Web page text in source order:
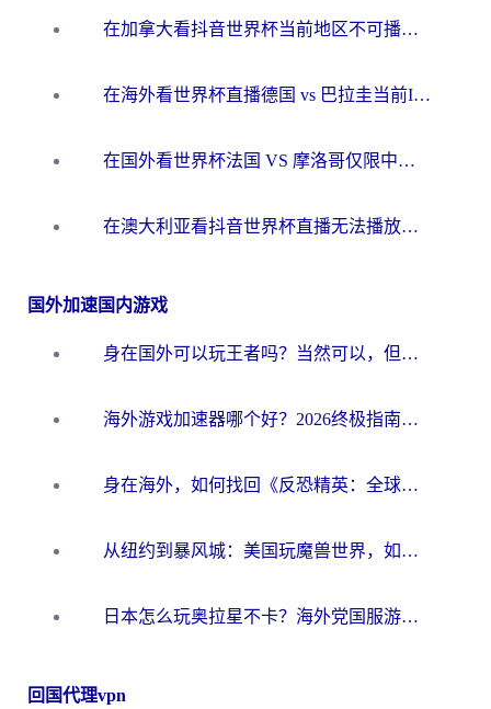
在加拿大看抖音世界杯当前地区不可播放？海外党体育观赛终极指南
在海外看世界杯直播德国 vs 巴拉圭当前IP受限制？这篇指南帮你轻松解决地区限制
在国外看世界杯法国 VS 摩洛哥仅限中国大陆？别让地域限制拦下你的欢呼
在澳大利亚看抖音世界杯直播无法播放？海外党体育观赛终极指南来了！
国外加速国内游戏
身在国外可以玩王者吗？当然可以，但你需要这份“加速”指南
海外游戏加速器哪个好？2026终极指南帮你畅玩国服+解决卡顿难题
身在海外，如何找回《反恐精英：全球攻势》国服的丝滑手感？一份给你的终极指南
从纽约到暴风城：美国玩魔兽世界，如何找到你的最佳网络航线
日本怎么玩奥拉星不卡？海外党国服游戏加速器选择全攻略
回国代理vpn